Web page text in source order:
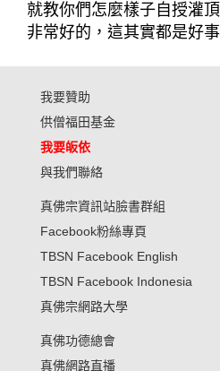
就教你們怎麼樣子自授灌
非常好的，這其實都是好事
我要贊助
供僧福田基金
我要皈依
與我們聯絡
真佛宗資訊站臉書群組
Facebook粉絲專頁
TBSN Facebook English
TBSN Facebook Indonesia
真佛宗網路大學
真佛功德總會
真佛網路直播